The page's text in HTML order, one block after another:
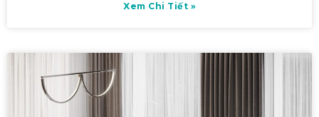
Xem Chi Tiết »